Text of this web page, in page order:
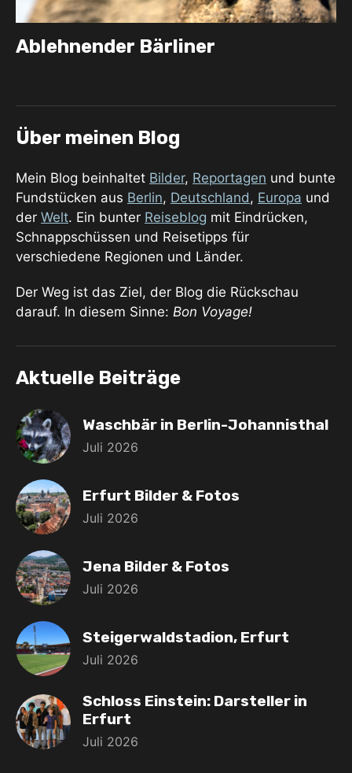
Ablehnender Bärliner
Über meinen Blog
Mein Blog beinhaltet Bilder, Reportagen und bunte
Fundstücken aus Berlin, Deutschland, Europa und
der Welt. Ein bunter Reiseblog mit Eindrücken,
Schnappschüssen und Reisetipps für
verschiedene Regionen und Länder.
Der Weg ist das Ziel, der Blog die Rückschau
darauf. In diesem Sinne: Bon Voyage!
Aktuelle Beiträge
Waschbär in Berlin-Johannisthal
Juli 2026
Erfurt Bilder & Fotos
Juli 2026
Jena Bilder & Fotos
Juli 2026
Steigerwaldstadion, Erfurt
Juli 2026
Schloss Einstein: Darsteller in
Erfurt
Juli 2026